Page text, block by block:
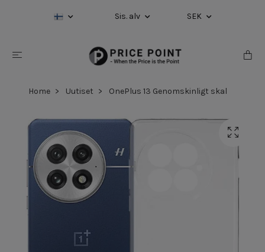
Sis. alv SEK
Home Uutiset OnePlus 13 Genomskinligt skal